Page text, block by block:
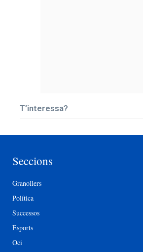
T’interessa?
Seccions
Granollers
Política
Successos
Esports
Oci